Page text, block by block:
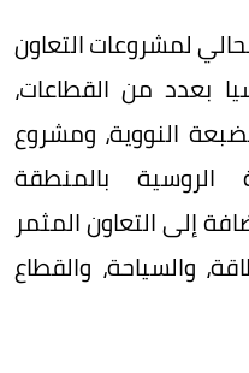
لمشروعات التعاون
بعدد من القطاعات،
النووية، ومشروع
الروسية بالمنطقة
إلى التعاون المثمر
والسياحة، والقطاع